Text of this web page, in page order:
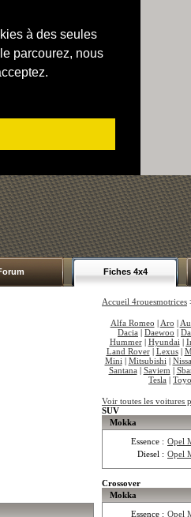
à des seules
parcourez, nous
Fiches 4x4
Accueil 4rouesmotrices
Alfa Romeo | Aro |
Dacia | Daewoo |
Hummer| Hyundai |
Land Rover| Lexus|
Mini | Mitsubishi |
Santana | Saviem |
Tesla |
Voir toutes les voitures
SUV
Mokka
Essence : Opel
Diesel : Opel
Crossover
Mokka
Essence : Opel